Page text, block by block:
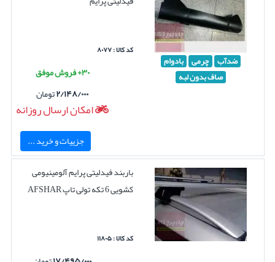
ضدآب چرمی بادوام
صاف بدون لبه
کد کالا : ۸۰۷۷
۳۰+ فروش موفق
۲/۱۴۸/۰۰۰تومان
امکان ارسال روزانه
جزییات و خرید ...
باربند فیدلیتی پرایم آلومینیومی
کشویی 6 تکه تولی تاپ AFSHAR
کد کالا : ۱۱۸۰۵